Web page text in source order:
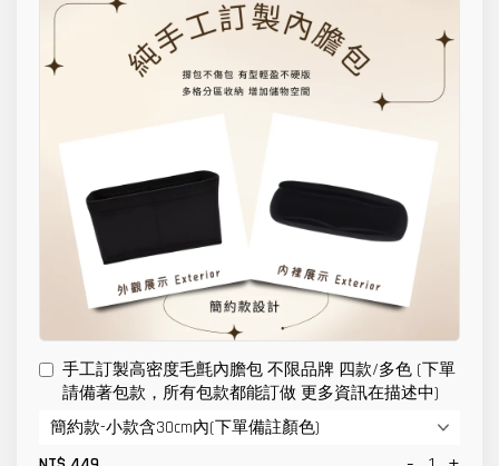
手工訂製高密度毛氈內膽包 不限品牌 四款/多色 (下單
請備著包款，所有包款都能訂做 更多資訊在描述中)